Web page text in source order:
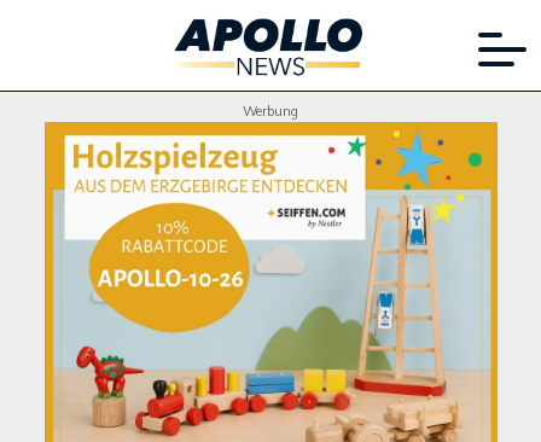
Werbung